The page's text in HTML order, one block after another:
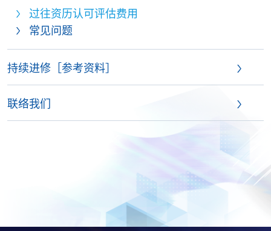
过往资历认可评估费用
常见问题
持续进修［参考资料］
联络我们